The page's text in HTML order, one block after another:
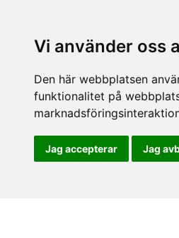
Vi använder oss
Den här webbplatsen
funktionalitet på
Jag accepterar Jag